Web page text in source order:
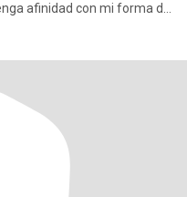
afinidad con mi forma de